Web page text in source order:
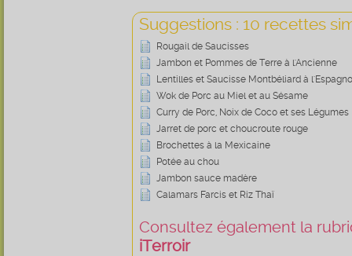
Suggestions : 10 recettes
Rougail de Saucisses
Jambon et Pommes de Terre à l'Ancienne
Lentilles et Saucisse Montbéliard à
Wok de Porc au Miel et au Sésame
Curry de Porc, Noix de Coco et ses Légumes
Jarret de porc et choucroute rouge
Brochettes à la Mexicaine
Potée au chou
Jambon sauce madère
Calamars Farcis et Riz Thaï
Consultez également la
iTerroir